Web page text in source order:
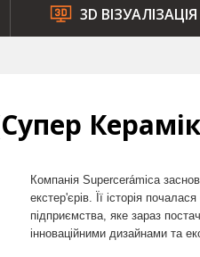
3D ВІЗУАЛІЗАЦІЯ
Компанія Supercerámica
екстер'єрів. Її історія
підприємства, яке зараз
інноваційними дизайнами та